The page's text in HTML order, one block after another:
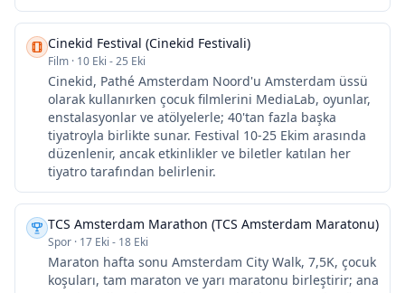
Cinekid Festival (Cinekid Festivali)
Film · 10 Eki - 25 Eki
Cinekid, Pathé Amsterdam Noord'u Amsterdam üssü
olarak kullanırken çocuk filmlerini MediaLab, oyunlar,
enstalasyonlar ve atölyelerle; 40'tan fazla başka
tiyatroyla birlikte sunar. Festival 10-25 Ekim arasında
düzenlenir, ancak etkinlikler ve biletler katılan her
tiyatro tarafından belirlenir.
TCS Amsterdam Marathon (TCS Amsterdam Maratonu)
Spor · 17 Eki - 18 Eki
Maraton hafta sonu Amsterdam City Walk, 7,5K, çocuk
koşuları, tam maraton ve yarı maratonu birleştirir; ana